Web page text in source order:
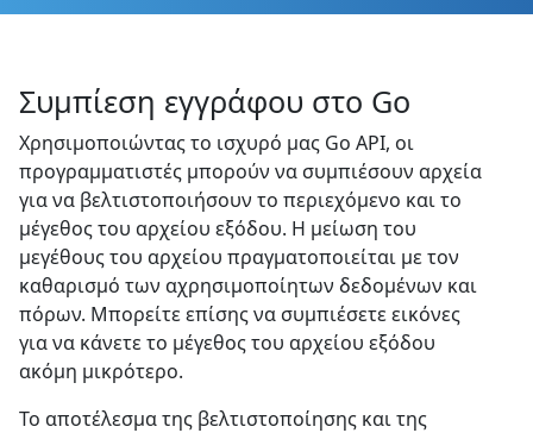
Συμπίεση εγγράφου στο Go
Χρησιμοποιώντας το ισχυρό μας Go API, οι
προγραμματιστές μπορούν να συμπιέσουν αρχεία
για να βελτιστοποιήσουν το περιεχόμενο και το
μέγεθος του αρχείου εξόδου. Η μείωση του
μεγέθους του αρχείου πραγματοποιείται με τον
καθαρισμό των αχρησιμοποίητων δεδομένων και
πόρων. Μπορείτε επίσης να συμπιέσετε εικόνες
για να κάνετε το μέγεθος του αρχείου εξόδου
ακόμη μικρότερο.
Το αποτέλεσμα της βελτιστοποίησης και της